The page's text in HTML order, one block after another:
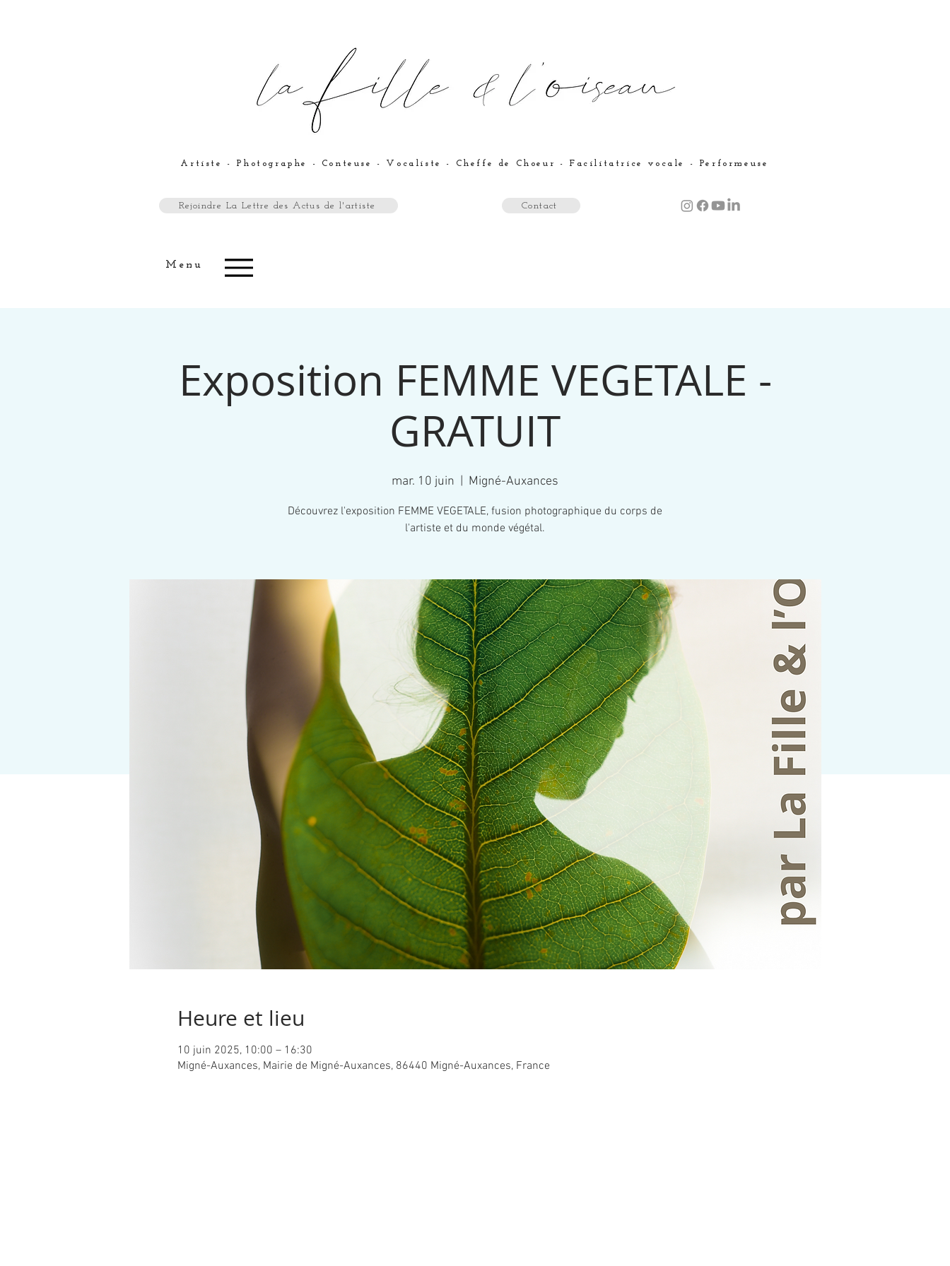
Artiste - Photographe - Conteuse - Vocaliste - Cheffe de Choeur - Facilitatrice vocale - Performeuse
Rejoindre La Lettre des Actus de l'artiste Contact
Menu
Exposition FEMME VEGETALE -
GRATUIT
mar. 10 juin Migné-Auxances
Découvrez l'exposition FEMME VEGETALE, fusion photographique du corps de
l'artiste et du monde végétal.
Heure et lieu
10 juin 2025, 10:00 – 16:30
Migné-Auxances, Mairie de Migné-Auxances, 86440 Migné-Auxances, France